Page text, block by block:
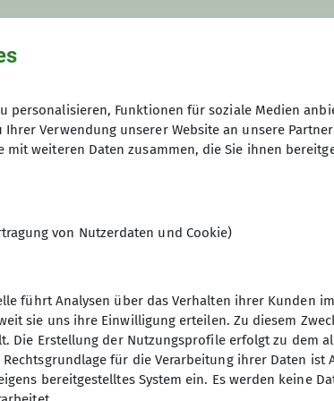
personalisieren, Funktionen für soziale Medien
Verwendung unserer Website an unsere
weiteren Daten zusammen, die Sie ihnen
von Nutzerdaten und Cookie)
führt Analysen über das Verhalten ihrer Kunden
sie uns ihre Einwilligung erteilen. Zu diesem
Die Erstellung der Nutzungsprofile erfolgt zu dem
für die Verarbeitung ihrer Daten ist
bereitgestelltes System ein. Es werden keine